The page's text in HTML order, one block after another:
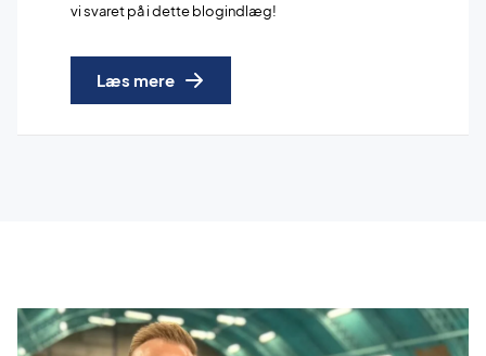
vi svaret på i dette blogindlæg!
Læs mere